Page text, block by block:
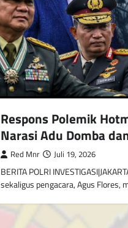
Respons Polemik
Narasi Adu Domba
Red Mnr Juli 19, 2026
BERITA POLRI
sekaligus pengacara, Agus Flores,